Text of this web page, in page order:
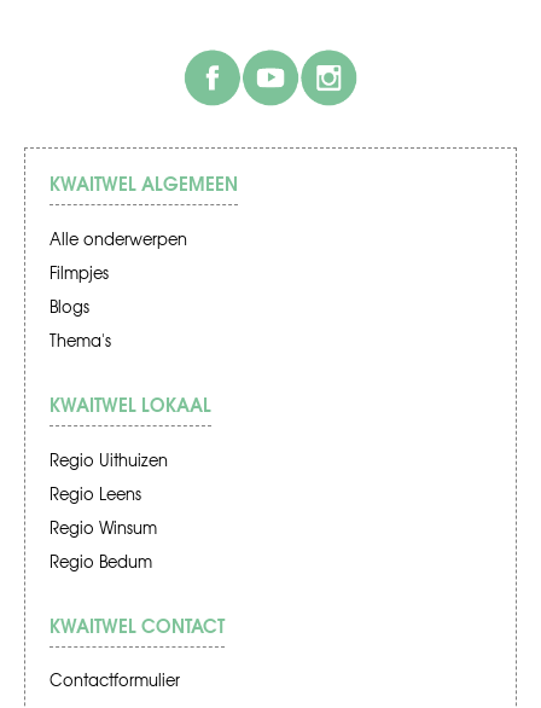
facebook
KWAITWEL ALGEMEEN
Alle onderwerpen
Filmpjes
Blogs
Thema's
KWAITWEL LOKAAL
Regio Uithuizen
Regio Leens
Regio Winsum
Regio Bedum
KWAITWEL CONTACT
Contactformulier